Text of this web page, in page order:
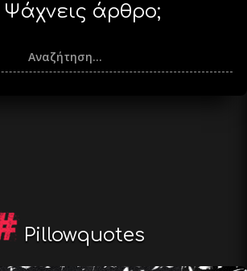
Ψάχνεις άρθρο;
Pillowquotes